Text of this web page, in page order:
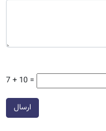
7 + 10 =
ارسال